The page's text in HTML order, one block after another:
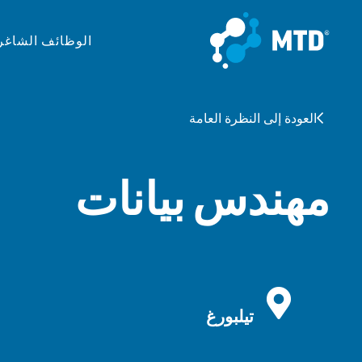
الوظائف
العودة إلى النظرة العامة
مهندس بيانات
تيلبورغ